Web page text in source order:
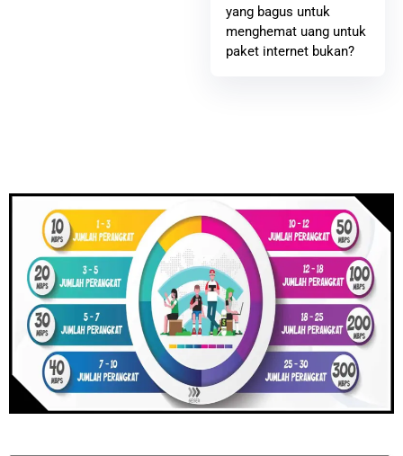
yang bagus untuk
menghemat uang untuk
paket internet bukan?